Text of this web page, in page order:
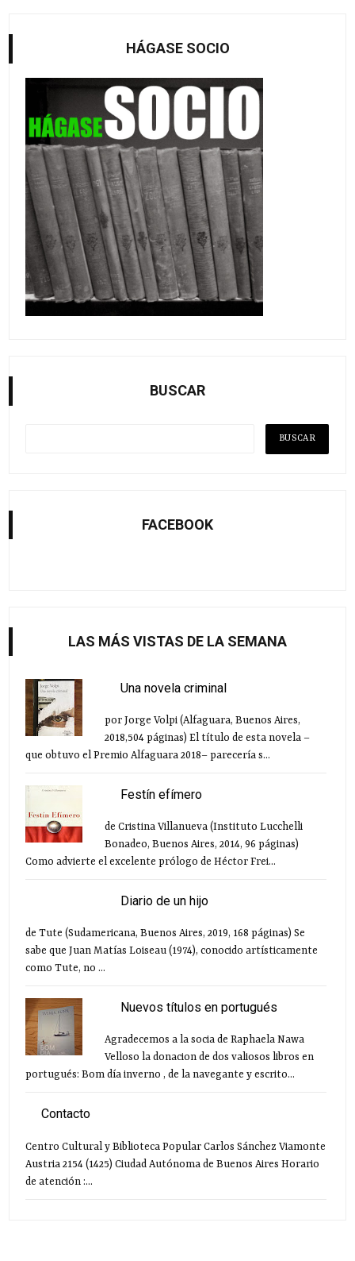
HÁGASE SOCIO
BUSCAR
FACEBOOK
LAS MÁS VISTAS DE LA SEMANA
Una novela criminal
por Jorge Volpi (Alfaguara, Buenos Aires,
2018,504 páginas) El título de esta novela –
que obtuvo el Premio Alfaguara 2018– parecería s...
Festín efímero
de Cristina Villanueva (Instituto Lucchelli
Bonadeo, Buenos Aires, 2014, 96 páginas)
Como advierte el excelente prólogo de Héctor Frei...
Diario de un hijo
de Tute (Sudamericana, Buenos Aires, 2019, 168 páginas) Se
sabe que Juan Matías Loiseau (1974), conocido artísticamente
como Tute, no ...
Nuevos títulos en portugués
Agradecemos a la socia de Raphaela Nawa
Velloso la donacion de dos valiosos libros en
portugués: Bom día inverno , de la navegante y escrito...
Contacto
Centro Cultural y Biblioteca Popular Carlos Sánchez Viamonte
Austria 2154 (1425) Ciudad Autónoma de Buenos Aires Horario
de atención :...